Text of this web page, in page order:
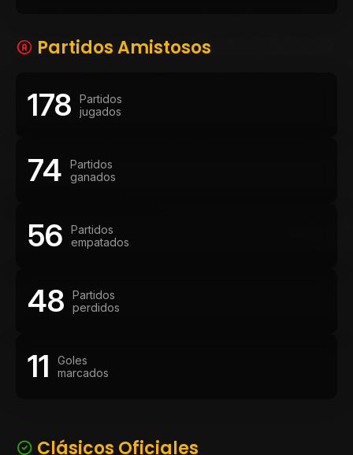
Partidos Amistosos
178
Partidos
jugados
74
Partidos
ganados
56
Partidos
empatados
48
Partidos
perdidos
11
Goles
marcados
Clásicos Oficiales